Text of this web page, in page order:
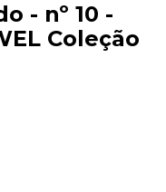
- nº 10 -
Coleção